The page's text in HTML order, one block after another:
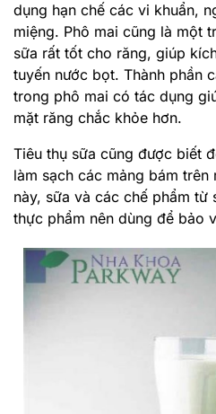
dụng hạn chế các vi khuẩn,
miệng. Phô mai cũng là một
sữa rất tốt cho răng, giúp
tuyến nước bọt. Thành phần
trong phô mai có tác dụng
mặt răng chắc khỏe hơn.
Tiêu thụ sữa cũng được biết
làm sạch các mảng bám
này, sữa và các chế phẩm từ
thực phẩm nên dùng để bảo